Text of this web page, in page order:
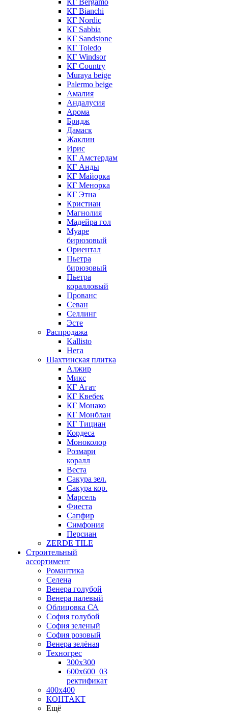
КГ Bergamo
КГ Bianchi
КГ Nordic
КГ Sabbia
КГ Sandstone
КГ Toledo
КГ Windsor
КГ Сountry
Muraya beige
Palermo beige
Амалия
Андалусия
Арома
Бридж
Дамаск
Жаклин
Ирис
КГ Амстердам
КГ Анды
КГ Майорка
КГ Менорка
КГ Этна
Кристиан
Магнолия
Мадейра гол
Муаре
бирюзовый
Ориентал
Пьетра
бирюзовый
Пьетра
коралловый
Прованс
Севан
Селлинг
Эсте
Распродажа
Kallisto
Нега
Шахтинская плитка
Алжир
Микс
КГ Агат
КГ Квебек
КГ Монако
КГ Монблан
КГ Тициан
Кордеса
Моноколор
Розмари
коралл
Веста
Сакура зел.
Сакура кор.
Марсель
Фиеста
Сапфир
Симфония
Персиан
ZERDE TILE
Строительный
ассортимент
Романтика
Селена
Венера голубой
Венера палевый
Облицовка СА
София голубой
София зеленый
София розовый
Венера зелёная
Техногрес
300х300
600х600_03
ректификат
400х400
КОНТАКТ
Ещё